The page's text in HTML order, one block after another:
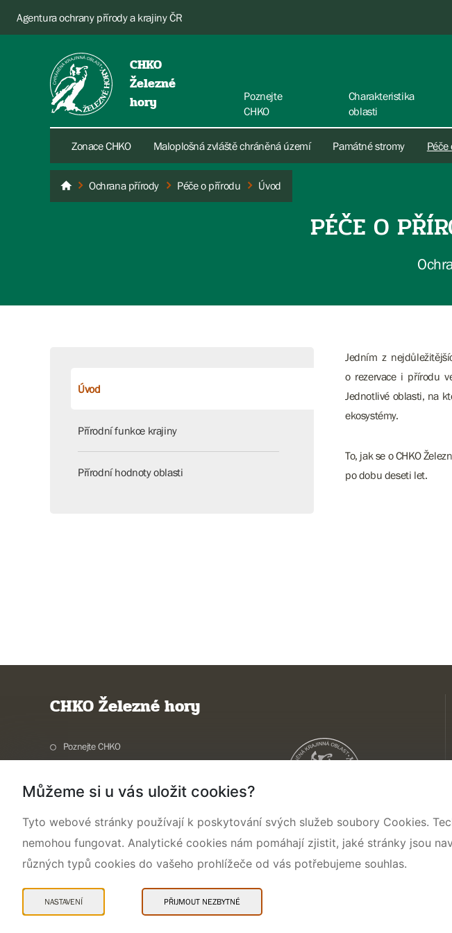
Agentura ochrany přírody a krajiny ČR
CHKO
Železné
hory
Poznejte
CHKO
Charakteristika
oblasti
Zonace CHKO Maloplošná zvláště chráněná území Památné stromy Péče
Železné hory
Ochrana přírody Péče o přírodu Úvod
PÉČE O
Úvod
Přírodní funkce krajiny
Přírodní hodnoty oblasti
Jedním z
o rezervace i přírodu
Jednotlivé oblasti, na
ekosystémy.
To, jak se o CHKO
po dobu deseti let.
CHKO Železné hory
Poznejte CHKO
Ochrana přírody
Aktuality a akce
Kontakty
Mapa webu Prohlášení o přístupnosti Cookies Snadné čtení
Můžeme si u vás uložit cookies?
Tyto webové stránky používají k poskytování svých služeb soubory Cookies.
nemohou fungovat. Analytické cookies nám pomáhají zjistit, jaké stránky jsou
různých typů cookies do vašeho prohlížeče od vás potřebujeme souhlas.
NASTAVENÍ PŘIJMOUT NEZBYTNÉ